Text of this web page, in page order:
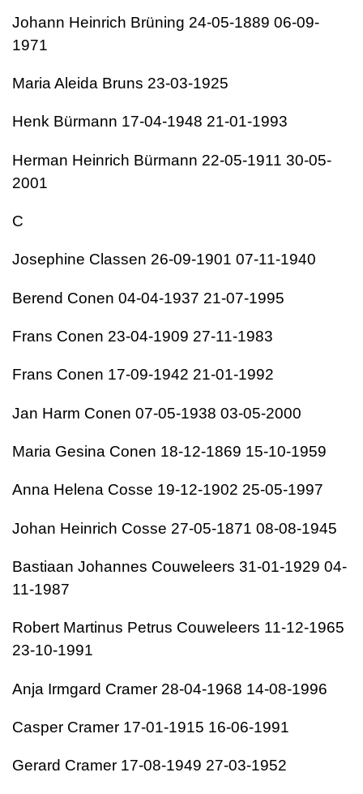
Johann Heinrich Brüning 24-05-1889 06-09-
1971
Maria Aleida Bruns 23-03-1925
Henk Bürmann 17-04-1948 21-01-1993
Herman Heinrich Bürmann 22-05-1911 30-05-
2001
C
Josephine Classen 26-09-1901 07-11-1940
Berend Conen 04-04-1937 21-07-1995
Frans Conen 23-04-1909 27-11-1983
Frans Conen 17-09-1942 21-01-1992
Jan Harm Conen 07-05-1938 03-05-2000
Maria Gesina Conen 18-12-1869 15-10-1959
Anna Helena Cosse 19-12-1902 25-05-1997
Johan Heinrich Cosse 27-05-1871 08-08-1945
Bastiaan Johannes Couweleers 31-01-1929 04-
11-1987
Robert Martinus Petrus Couweleers 11-12-1965
23-10-1991
Anja Irmgard Cramer 28-04-1968 14-08-1996
Casper Cramer 17-01-1915 16-06-1991
Gerard Cramer 17-08-1949 27-03-1952